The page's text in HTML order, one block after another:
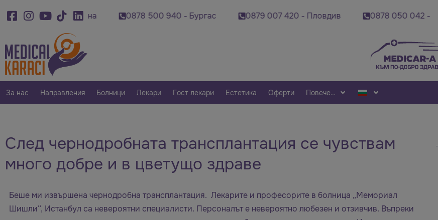
500 920 - Варна 0878 500 940 - Бургас 0879 007 420 - Пловдив 0878 050 042 - Шумен
За нас Направления Болници Лекари Гост лекари Естетика Оферти Повече…
След чернодробната трансплантация се чувствам
много добре и в цветущо здраве
Беше ми извършена чернодробна трансплантация. Лекарите и професорите в болница „Мемориал
Шишли“, Истанбул са невероятни специалисти. Персоналът е невероятно любезен и отзивчив. Въпреки